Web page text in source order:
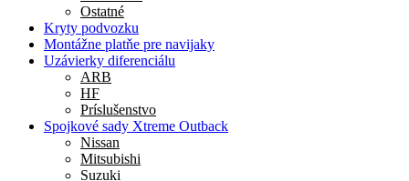
Ostatné
Kryty podvozku
Montážne platňe pre navijaky
Uzávierky diferenciálu
ARB
HF
Príslušenstvo
Spojkové sady Xtreme Outback
Nissan
Mitsubishi
Suzuki